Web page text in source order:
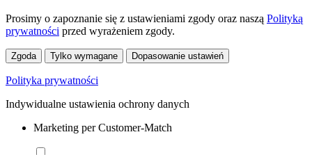
Prosimy o zapoznanie się z ustawieniami zgody oraz naszą Polityką
prywatności przed wyrażeniem zgody.
Zgoda Tylko wymagane Dopasowanie ustawień
Polityka prywatności
Indywidualne ustawienia ochrony danych
Marketing per Customer-Match